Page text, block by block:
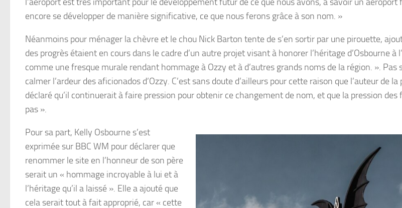
encore se développer de manière significative, ce que nous ferons grâce à son nom. »
Néanmoins pour ménager la chèvre et le chou Nick Barton tente de s’en sortir par une pirouette,
des progrès étaient en cours dans le cadre d’un autre projet visant à honorer l’héritage d’Osbourne à
comme une fresque murale rendant hommage à Ozzy et à d’autres grands noms de la région. ». Pas
calmer l’ardeur des aficionados d’Ozzy. C’est sans doute d’ailleurs pour cette raison que l’auteur de
déclaré qu’il continuerait à faire pression pour obtenir ce changement de nom, et que la pression
pas ».
Pour sa part, Kelly Osbourne s’est
exprimée sur BBC WM pour déclarer que
renommer le site en l’honneur de son père
serait un « hommage incroyable à lui et à
l’héritage qu’il a laissé ». Elle a ajouté que
cela serait tout à fait approprié, car « cette